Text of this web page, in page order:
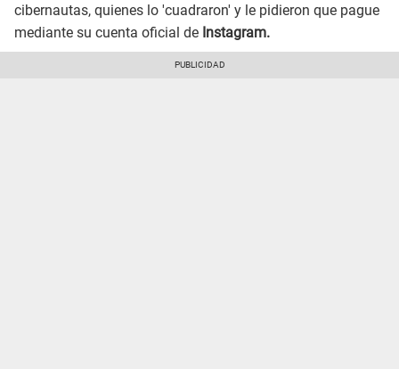
cibernautas, quienes lo 'cuadraron' y le pidieron que pague
mediante su cuenta oficial de Instagram.